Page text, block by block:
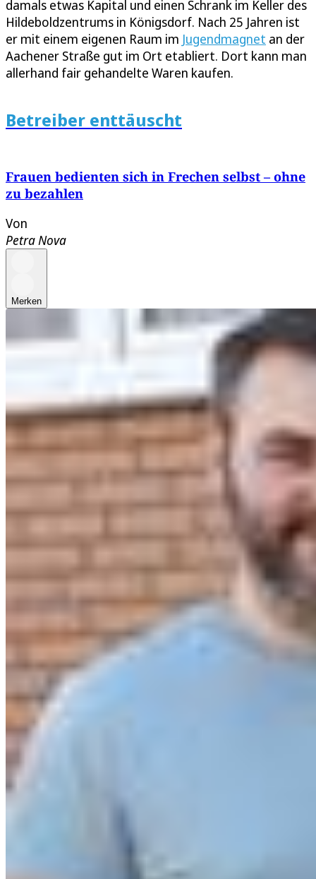
damals etwas Kapital und einen Schrank im Keller des
Hildeboldzentrums in Königsdorf. Nach 25 Jahren ist
er mit einem eigenen Raum im Jugendmagnet an der
Aachener Straße gut im Ort etabliert. Dort kann man
allerhand fair gehandelte Waren kaufen.
Betreiber enttäuscht
Frauen bedienten sich in Frechen selbst – ohne
zu bezahlen
Von
Petra Nova
Merken